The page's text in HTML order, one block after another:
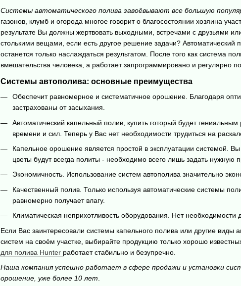
Системы автоматического полива завоёвывают все большую
газонов, клумб и огорода многое говорит о благосостоянии хозяина
результате Вы должны жертвовать выходными, встречами с друзьями
столькими вещами, если есть другое решение задачи? Автоматический
останется только наслаждаться результатом. После того как система
вмешательства человека, а работает запрограммировано и регулярно
Системы автополива: основные преимущества
Обеспечит равномерное и систематичное орошение. Благодаря
застрахованы от засыхания.
Автоматический капельный полив, купить готорый будет
времени и сил. Теперь у Вас нет необходимости трудиться на
Капельное орошение является простой в эксплуатации системой.
цветы будут всегда политы - необходимо всего лишь задать нужную
Экономичность. Использование систем автополива значительно
Качественный полив. Только используя автоматические системы
равномерно получает влагу.
Климатическая неприхотливость оборудования. Нет необходимости
Если Вас заинтересовали системы капельного полива или другие виды
систем на своём участке, выбирайте продукцию только хорошо
для полива Hunter работает стабильно и безупречно.
Наша компания успешно работает в сфере продажи и установки
орошение, уже более 10 лет